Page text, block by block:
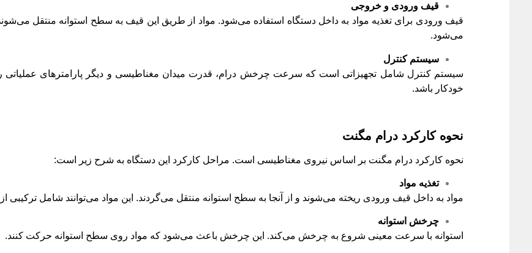
قیف ورودی و خروجی
قیف ورودی برای تغذیه مواد به داخل دستگاه استفاده می‌شود. مواد از طریق این قیف به سطح استوانه منتقل
می‌شود.
سیستم کنترل
سیستم کنترل شامل تجهیزاتی است که سرعت چرخش درام، قدرت میدان مغناطیسی و دیگر پارامترهای عملیاتی
خودکار باشد.
نحوه کارکرد درام مگنت
نحوه کارکرد درام مگنت بر اساس نیروی مغناطیسی است. مراحل کارکرد این دستگاه به شرح زیر است:
تغذیه مواد
مواد به داخل قیف ورودی ریخته می‌شوند و از آنجا به سطح استوانه منتقل می‌گردند. این مواد می‌توانند شامل ترکیبی
چرخش استوانه
استوانه با سرعت معینی شروع به چرخش می‌کند. این چرخش باعث می‌شود که مواد روی سطح استوانه حرکت کنند.